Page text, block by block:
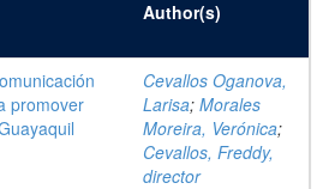
Author(s)
promover
Cevallos Oganova,
Larisa; Morales
Moreira, Verónica;
Cevallos, Freddy,
director